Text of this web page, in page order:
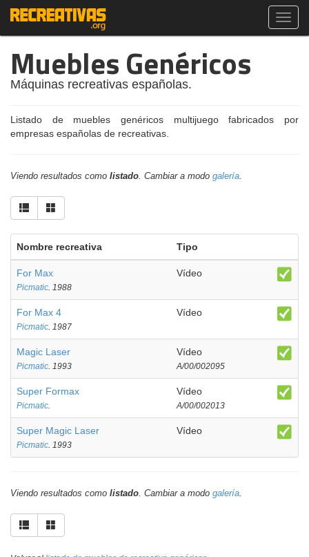
Muebles Genéricos
Máquinas recreativas españolas.
Listado de muebles genéricos multijuego fabricados por
empresas españolas de recreativas.
Viendo resultados como listado. Cambiar a modo galería.
Nombre recreativa Tipo
For Max
Picmatic. 1988
Vídeo
For Max 4
Picmatic. 1987
Vídeo
Magic Laser
Picmatic. 1993
Vídeo
A/00/002095
Super Formax
Picmatic.
Vídeo
A/00/002013
Super Magic Laser
Picmatic. 1993
Vídeo
Viendo resultados como listado. Cambiar a modo galería.